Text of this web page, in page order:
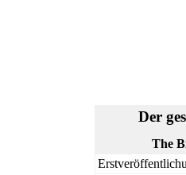
Der
The